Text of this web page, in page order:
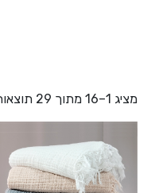
מציג 1–16 מתוך 29 תוצאות